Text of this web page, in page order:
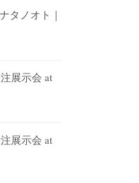
タノオト｜
展示会 at
展示会 at